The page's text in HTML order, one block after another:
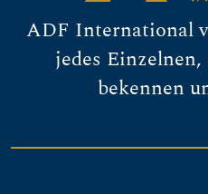
ADF International
jedes
bekennen